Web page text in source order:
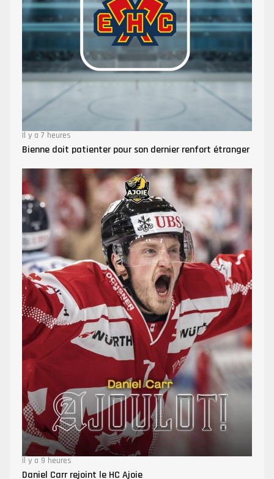
Il y a 7 heures
Bienne doit patienter pour son dernier renfort étranger
Il y a 9 heures
Daniel Carr rejoint le HC Ajoie